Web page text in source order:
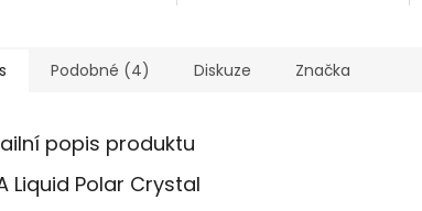
prostor.Podobné (4) Diskuze Značka
popis produktu
Liquid Polar Crystal